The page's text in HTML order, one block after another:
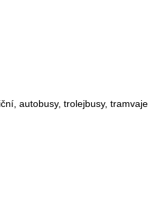
autobusy, trolejbusy,